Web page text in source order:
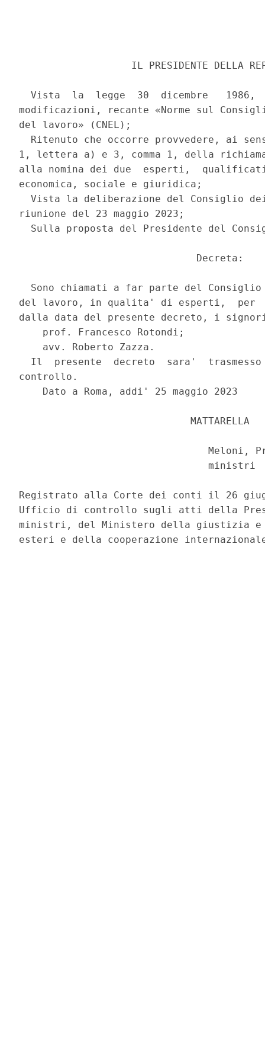
IL PRESIDENTE DELLA
Vista  la  legge  30  dicembre   1986,
modificazioni, recante «Norme sul
del lavoro» (CNEL);
Ritenuto che occorre provvedere, ai
1, lettera a) e 3, comma 1, della
alla nomina dei due  esperti,
economica, sociale e giuridica;
Vista la deliberazione del Consiglio
riunione del 23 maggio 2023;
Sulla proposta del Presidente del
                              Decreta:
Sono chiamati a far parte del
del lavoro, in qualita' di esperti,  per
dalla data del presente decreto, i
    prof. Francesco Rotondi;
    avv. Roberto Zazza.
Il  presente  decreto  sara'
controllo.
    Dato a Roma, addi' 25 maggio 2023
                             MATTARELLA
Meloni,
                                ministri
Registrato alla Corte dei conti il 26
Ufficio di controllo sugli atti della
ministri, del Ministero della giustizia